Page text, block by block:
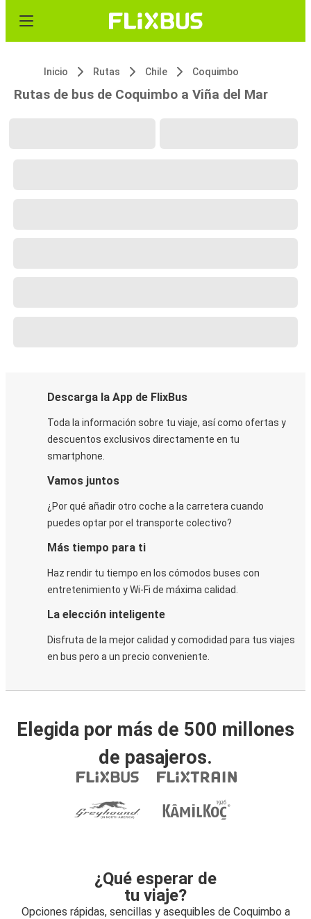
Inicio Rutas Chile Coquimbo
Rutas de bus de Coquimbo a Viña del Mar
Descarga la App de FlixBus
Toda la información sobre tu viaje, así como ofertas y
descuentos exclusivos directamente en tu
smartphone.
Vamos juntos
¿Por qué añadir otro coche a la carretera cuando
puedes optar por el transporte colectivo?
Más tiempo para ti
Haz rendir tu tiempo en los cómodos buses con
entretenimiento y Wi-Fi de máxima calidad.
La elección inteligente
Disfruta de la mejor calidad y comodidad para tus viajes
en bus pero a un precio conveniente.
Elegida por más de 500 millones
de pasajeros.
¿Qué esperar de
tu viaje?
Opciones rápidas, sencillas y asequibles de Coquimbo a